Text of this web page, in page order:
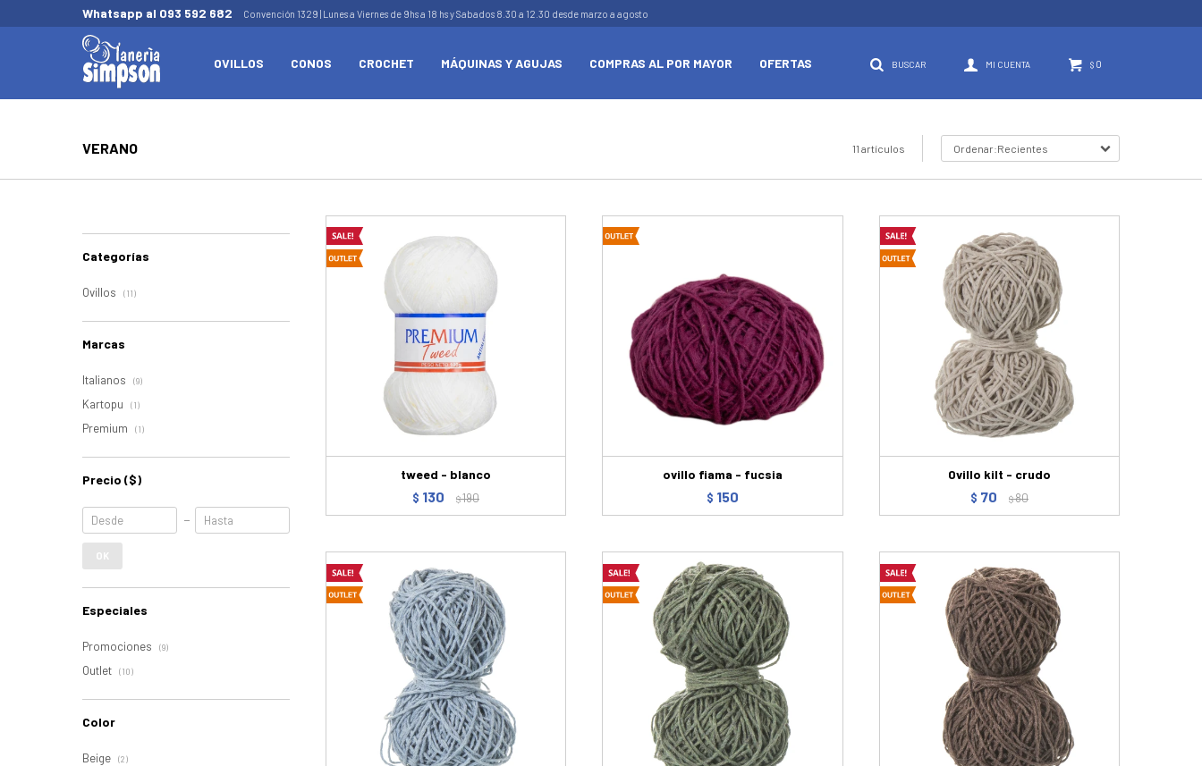
OVILLOS CONOS CROCHET MÁQUINAS Y AGUJAS COMPRAS AL POR MAYOR OFERTAS $ 0
Whatsapp al 093 592 682 Convención 1329 | Lunes a Viernes de 9hs a 18 hs y Sabados 8.30 a 12.30 desde marzo a agosto
VERANO 11 artículos Recientes
tweed - blanco
$ 130 $190
ovillo fiama - fucsia
$ 150
Ovillo kilt - crudo
$ 70 $80
Categorías
Ovillos (11)
Marcas
Italianos (9)
Kartopu (1)
Premium (1)
Precio ($)
OK
Especiales
Promociones (9)
Outlet (10)
Color
Beige (2)